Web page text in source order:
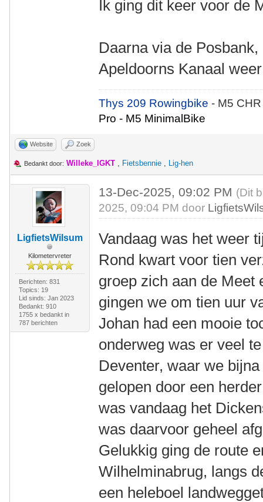
Ik ging dit keer voor de
Daarna via de
Apeldoorns Kanaal
Thys 209 Rowingbike- M5
Pro - M5 MinimalBike
Website Zoek
Bedankt door: Willeke_IGKT , Fietsbennie , Lig-hen
LigfietsWilsum
Kilometervreter
Berichten: 831
Topics: 19
Lid sinds: Jan 2023
Bedankt: 910
1755 x bedankt in
787 berichten
13-Dec-2025, 09:02 PM (Dit
2025, 09:04 PM door
Vandaag was het weer
Rond kwart voor tien
groep zich aan de Meet
gingen we om tien uur
Johan had een mooie
onderweg was er veel
Deventer, waar we
gelopen door een
was vandaag het
was daarvoor geheel
Gelukkig ging de route
Wilhelminabrug, langs
een heleboel